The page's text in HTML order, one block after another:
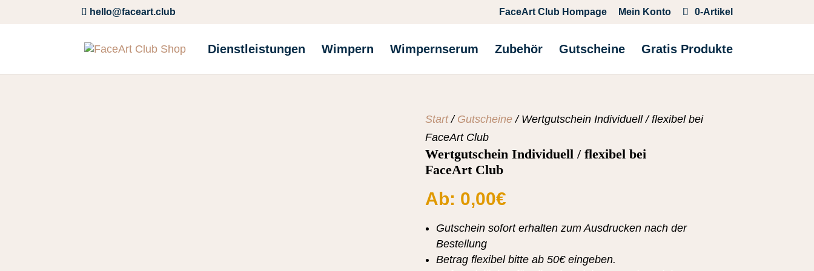
hello@faceart.club FaceArt Club Hompage Mein Konto 0-Artikel
Dienstleistungen Wimpern Wimpernserum Zubehör Gutscheine Gratis Produkte
Start/ Gutscheine/ Wertgutschein Individuell / flexibel bei
FaceArt Club
Wertgutschein Individuell / flexibel bei
FaceArt Club
Ab: 0,00€
Gutschein sofort erhalten zum Ausdrucken nach der
Bestellung
Betrag flexibel bitte ab 50€ eingeben.